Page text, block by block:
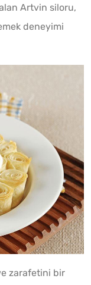
Artvin siloru,
deneyimi
zarafetini bir